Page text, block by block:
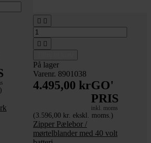
 
 
På lager
Varenr. 8901038
4.495,00 krGO'
PRIS
inkl. moms
(3.596,00 kr. ekskl. moms.)
Zipper Pælebor /
mørtelblander med 40 volt